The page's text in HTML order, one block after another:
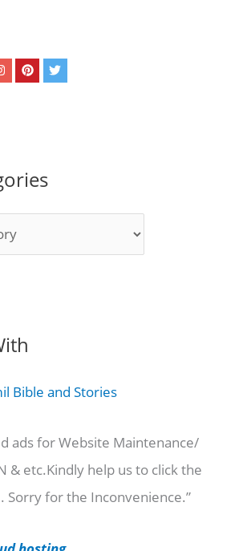
Bible and Stories
ads for Website Maintenance/
& etc.Kindly help us to click the
Sorry for the Inconvenience.”